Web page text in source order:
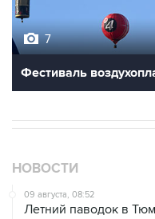
7
Фестиваль
НОВОСТИ
09 августа, 08:52
Летний паводок в